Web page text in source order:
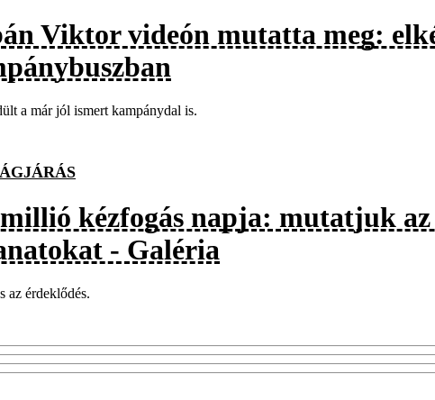
Viktor videón mutatta meg:
a már jól ismert kampánydal is.
kézfogás napja: mutatjuk
- Galéria
az érdeklődés.